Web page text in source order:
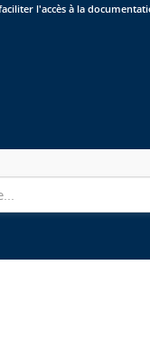
l'accès à la
de l'EHESP